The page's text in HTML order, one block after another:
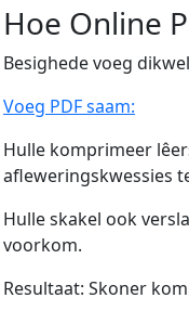
Hoe Online
Besighede voeg
Voeg PDF saam:
Hulle komprimeer
afleweringskwessies
Hulle skakel ook
voorkom.
Resultaat: Skoner